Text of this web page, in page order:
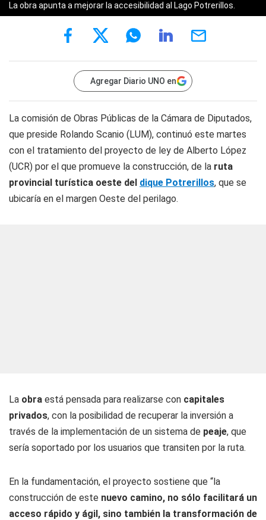
La obra apunta a mejorar la accesibilidad al Lago Potrerillos.
Agregar Diario UNO en
La comisión de Obras Públicas de la Cámara de Diputados,
que preside Rolando Scanio (LUM), continuó este martes
con el tratamiento del proyecto de ley de Alberto López
(UCR) por el que promueve la construcción, de la ruta
provincial turística oeste del dique Potrerillos, que se
ubicaría en el margen Oeste del perilago.
La obra está pensada para realizarse con capitales
privados, con la posibilidad de recuperar la inversión a
través de la implementación de un sistema de peaje, que
sería soportado por los usuarios que transiten por la ruta.
En la fundamentación, el proyecto sostiene que “la
construcción de este nuevo camino, no sólo facilitará un
acceso rápido y ágil, sino también la transformación de